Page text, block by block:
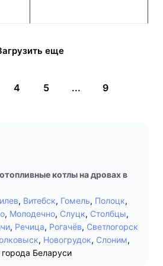
еще
4 5 ... 9
котлы на дровах в
, Витебск, Гомель, Полоцк,
, Молодечно, Слуцк, Столбцы,
, Речица, Рогачёв, Светлогорск
, Новогрудок, Слоним,
города Беларуси